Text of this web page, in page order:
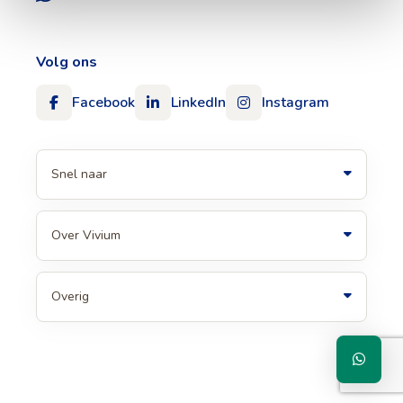
Snel naar
Over Vivium
Overig
Volg ons
Facebook LinkedIn Instagram